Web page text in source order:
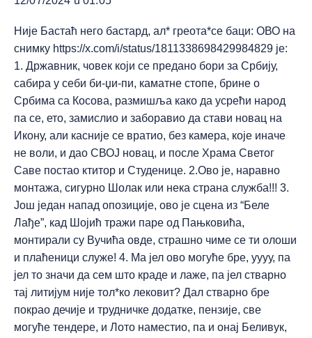
Није Бастаћ него бастард, ал* греота*се баци: ОВО на
снимку https://x.com/i/status/1811338698429984829 је:
1. Државник, човек који се предано бори за Србију,
сабира у себи би-џи-пи, каматне стопе, брине о
Србима са Косова, размишља како да усрећи народ
па се, ето, замислио и заборавио да стави новац на
Икону, али касније се вратио, без камера, које иначе
не воли, и дао СВОЈ новац, и после Храма Светог
Саве постао ктитор и Студенице. 2.Ово је, наравно
монтажа, сигурно Шолак или нека страна служба!!! 3.
Још један напад опозиције, ово је сцена из “Беле
Лађе”, кад Шојић тражи паре од Пањковића,
монтирали су Вучића овде, страшно чиме се ти олоши
и плаћеници служе! 4. Ма јел ово могуће бре, уууу, па
јел то значи да сем што краде и лаже, па јел стварно
тај литијум није тол*ко лековит? Дал стварно бре
покрао дечије и трудничке додатке, пензије, све
могуће тендере, и Лото наместио, па и онај Беливук,